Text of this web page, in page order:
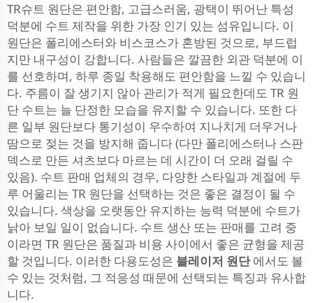
TR슈트 원단은 편안함, 고급스러움, 광택이 뛰어난 특성
덕분에 수트 제작을 위한 가장 인기 있는 섬유입니다. 이
원단은 폴리에스터와 비스코스가 혼방된 것으로, 부드럽
지만 내구성이 강합니다. 사람들은 깔끔한 외관 덕분에 이
를 선호하며, 하루 종일 착용해도 편안함을 느낄 수 있습니
다. 주름이 잘 생기지 않아 관리가 적게 필요한데도 TR 원
단 수트는 늘 단정한 모습을 유지할 수 있습니다. 또한 다
른 일부 원단보다 통기성이 우수하여 지나치게 더우거나
땀으로 젖는 것을 방지해 줍니다 (다만 폴리에스터나 스판
덱스로 만든 셔츠보다 마르는 데 시간이 더 오래 걸릴 수
있음). 수트 판매 업체의 경우, 다양한 스타일과 계절에 두
루 어울리는 TR 원단을 선택하는 것은 좋은 결정이 될 수
있습니다. 색상을 오랫동안 유지하는 능력 덕분에 수트가
낡아 보일 일이 없습니다. 수트 생산 또는 판매를 고려 중
이라면 TR 원단은 품질과 비용 사이에서 좋은 균형을 제공
할 것입니다. 이러한 다용도성은 블레이저 원단에서도 볼
수 있는 것처럼, 그 적응성 때문에 선택되는 특징과 유사합
니다.